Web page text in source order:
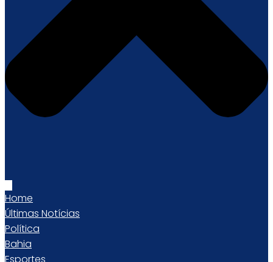
Home
Últimas Notícias
Política
Bahia